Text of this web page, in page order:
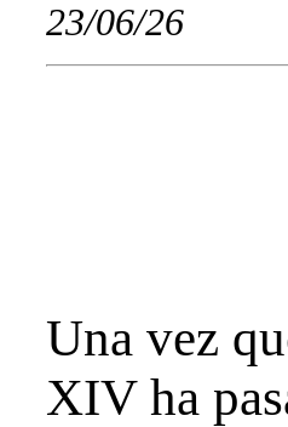
23/06/26
Una vez
XIV ha